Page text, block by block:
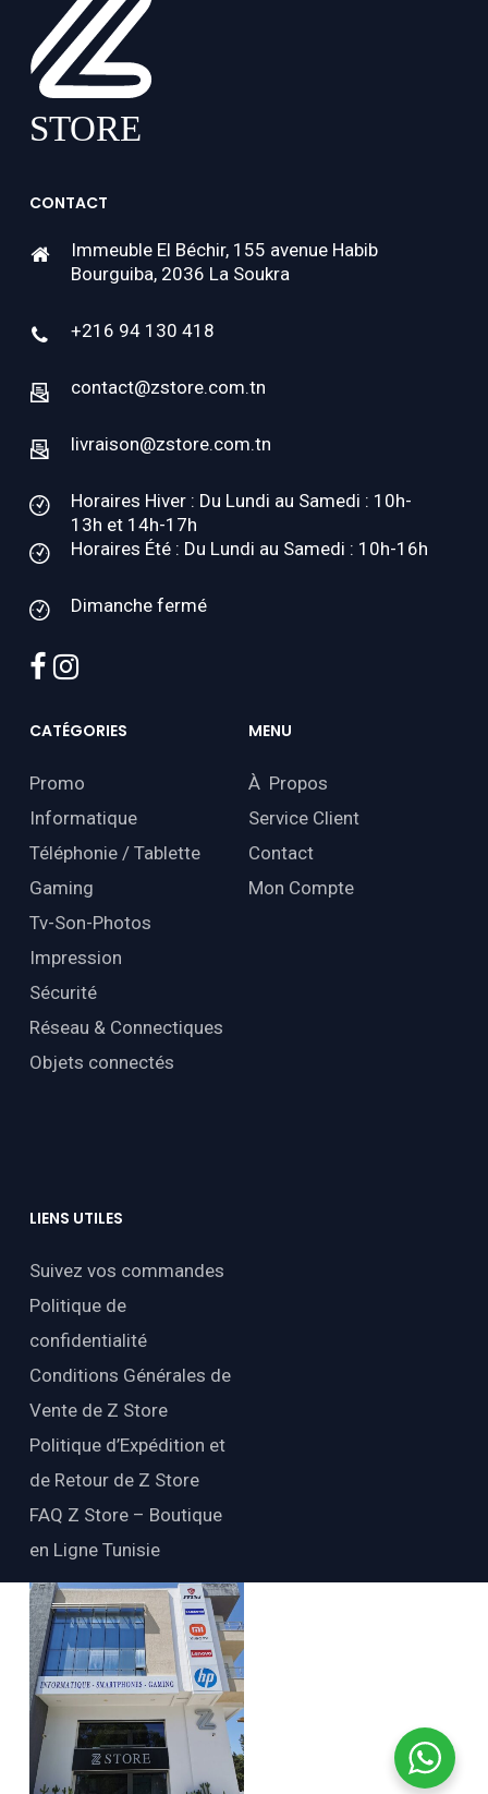
CONTACT
Immeuble El Béchir, 155 avenue Habib
Bourguiba, 2036 La Soukra
+216 94 130 418
contact@zstore.com.tn
livraison@zstore.com.tn
Horaires Hiver : Du Lundi au Samedi : 10h-
13h et 14h-17h
Horaires Été : Du Lundi au Samedi : 10h-16h
Dimanche fermé
facebook
instagram
CATÉGORIES
Promo
Informatique
Téléphonie / Tablette
Gaming
Tv-Son-Photos
Impression
Sécurité
Réseau & Connectiques
Objets connectés
MENU
À Propos
Service Client
Contact
Mon Compte
LIENS UTILES
Suivez vos commandes
Politique de
confidentialité
Conditions Générales de
Vente de Z Store
Politique d’Expédition et
de Retour de Z Store
FAQ Z Store – Boutique
en Ligne Tunisie